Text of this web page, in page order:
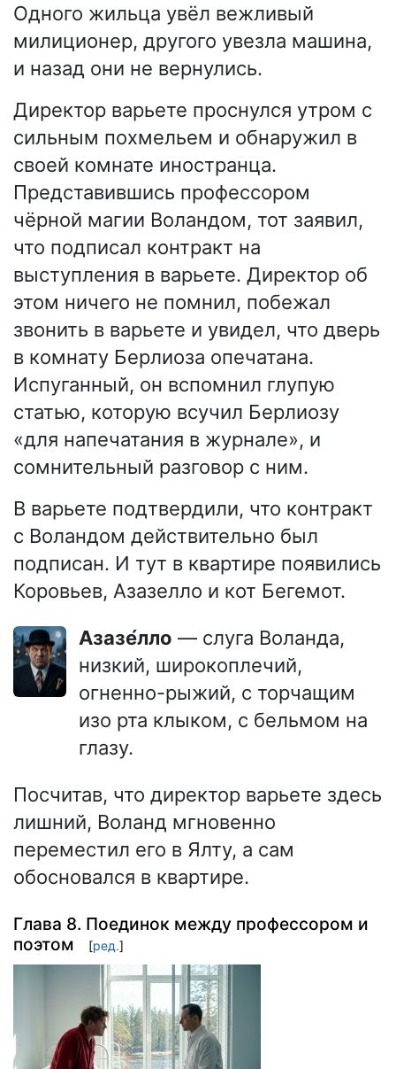
Одного жильца увёл вежливый
милиционер, другого увезла машина,
и назад они не вернулись.
Директор варьете проснулся утром с
сильным похмельем и обнаружил в
своей комнате иностранца.
Представившись профессором
чёрной магии Воландом, тот заявил,
что подписал контракт на
выступления в варьете. Директор об
этом ничего не помнил, побежал
звонить в варьете и увидел, что дверь
в комнату Берлиоза опечатана.
Испуганный, он вспомнил глупую
статью, которую всучил Берлиозу
«для напечатания в журнале», и
сомнительный разговор с ним.
В варьете подтвердили, что контракт
с Воландом действительно был
подписан. И тут в квартире появились
Коровьев, Азазелло и кот Бегемот.
Азазе́лло — слуга Воланда,
низкий, широкоплечий,
огненно-рыжий, с торчащим
изо рта клыком, с бельмом на
глазу.
Посчитав, что директор варьете здесь
лишний, Воланд мгновенно
переместил его в Ялту, а сам
обосновался в квартире.
Глава 8. Поединок между профессором и
поэтом
[ред.]